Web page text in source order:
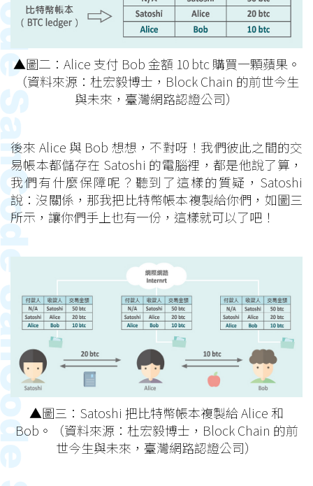
▲圖二：Alice 支付 Bob 金額 10 btc 購買一顆蘋果。
（資料來源：杜宏毅博士，Block Chain 的前世今生
與未來，臺灣網路認證公司）
後來 Alice 與 Bob 想想，不對呀！我們彼此之間的交
易帳本都儲存在 Satoshi 的電腦裡，都是他說了算，
我們有什麼保障呢？聽到了這樣的質疑，Satoshi
說：沒關係，那我把比特幣帳本複製給你們，如圖三
所示，讓你們手上也有一份，這樣就可以了吧！
▲圖三：Satoshi 把比特幣帳本複製給 Alice 和
Bob。（資料來源：杜宏毅博士，Block Chain 的前
世今生與未來，臺灣網路認證公司）